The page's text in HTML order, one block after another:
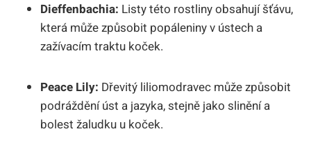
Dieffenbachia: Listy této rostliny obsahují šťávu,
která může způsobit popáleniny v ústech a
zažívacím traktu koček.
Peace Lily: Dřevitý liliomodravec může způsobit
podráždění úst a jazyka, stejně jako slinění a
bolest žaludku u koček.